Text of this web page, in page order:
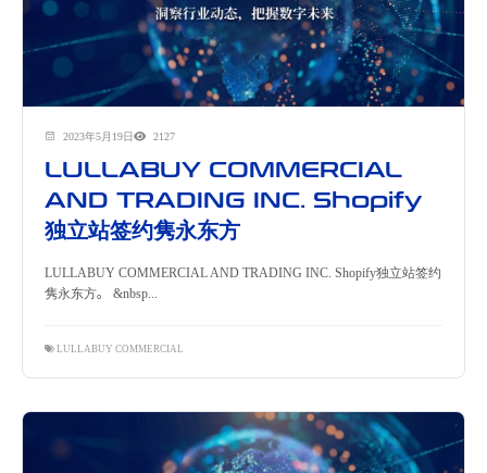
2023年5月19日 2127
LULLABUY COMMERCIAL
AND TRADING INC. Shopify
独立站签约隽永东方
LULLABUY COMMERCIAL AND TRADING INC. Shopify独立站签约
隽永东方。 &nbsp...
LULLABUY COMMERCIAL